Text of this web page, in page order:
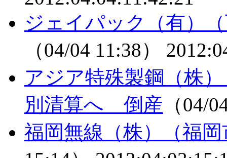
ジェイパック（有）
（04/04 11:38）
アジア特殊製鋼（株
別清算へ 倒産 （04/
福岡無線（株）（福